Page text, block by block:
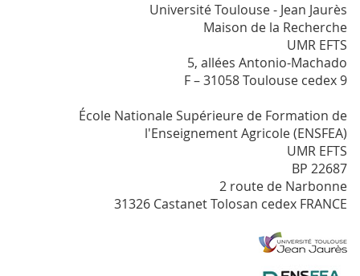
Université Toulouse - Jean Jaurès
Maison de la Recherche
UMR EFTS
5, allées Antonio-Machado
F – 31058 Toulouse cedex 9
École Nationale Supérieure de Formation de
l'Enseignement Agricole (ENSFEA)
UMR EFTS
BP 22687
2 route de Narbonne
31326 Castanet Tolosan cedex FRANCE